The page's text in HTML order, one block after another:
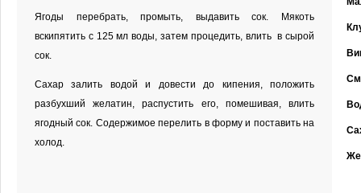
Ягоды перебрать, промыть, выдавить сок. Мякоть
вскипятить с 125 мл воды, затем процедить, влить в сырой
сок.
Сахар залить водой и довести до кипения, положить
разбухший желатин, распустить его, помешивая, влить
ягодный сок. Содержимое перелить в форму и поставить на
холод.